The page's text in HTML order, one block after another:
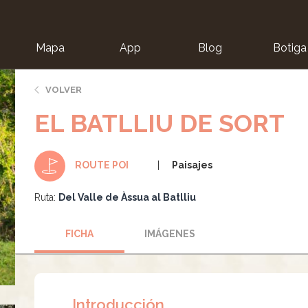
Mapa App Blog Botiga
VOLVER
EL BATLLIU DE SORT
ROUTE POI Paisajes
Ruta: Del Valle de Àssua al Batlliu
FICHA IMÁGENES